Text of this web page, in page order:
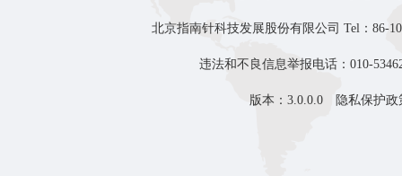
北京指南针科技发展股份有限公司 Tel：86-
违法和不良信息举报电话：010-
版本：3.0.0.0 隐私保护政